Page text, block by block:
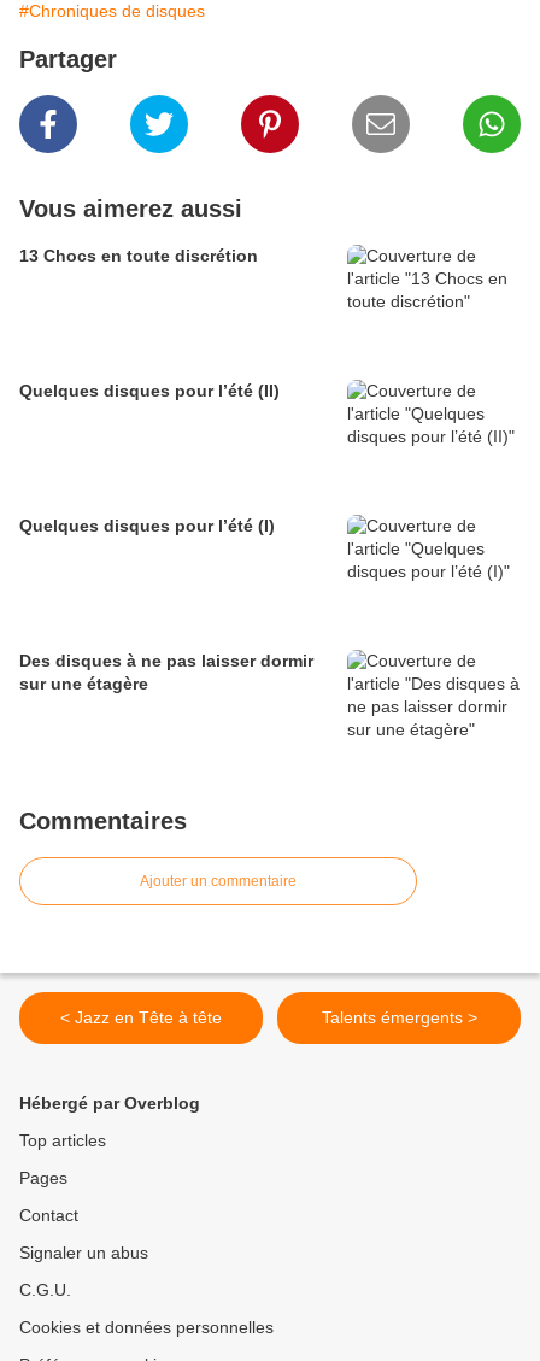
#Chroniques de disques
Partager
Vous aimerez aussi
13 Chocs en toute discrétion
Quelques disques pour l’été (II)
Quelques disques pour l’été (I)
Des disques à ne pas laisser dormir
sur une étagère
Commentaires
Ajouter un commentaire
< Jazz en Tête à tête Talents émergents >
Hébergé par Overblog
Top articles
Pages
Contact
Signaler un abus
C.G.U.
Cookies et données personnelles